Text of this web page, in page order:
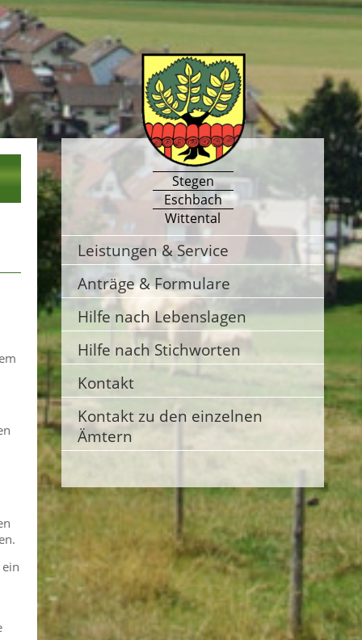
Stegen
Eschbach
Wittental
Leistungen & Service
Anträge & Formulare
Hilfe nach Lebenslagen
Hilfe nach Stichworten
Kontakt
Kontakt zu den einzelnen
Ämtern